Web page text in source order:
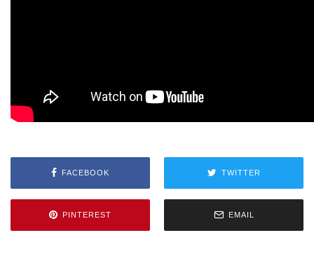
FACEBOOK TWITTER
PINTEREST EMAIL